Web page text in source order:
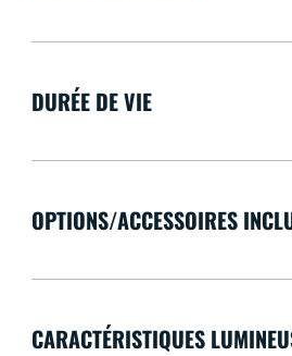
DURÉE DE VIE
OPTIONS/ACCESSOIRES
CARACTÉRISTIQUES